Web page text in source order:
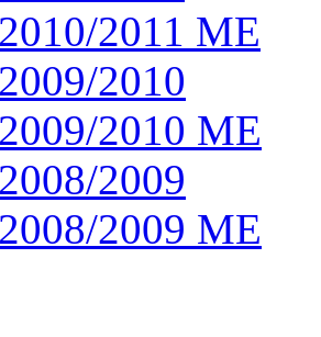
2011 ME
2010
2010 ME
2009
2009 ME